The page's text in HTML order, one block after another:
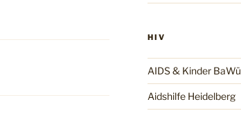
HIV
AIDS & Kinder BaWü
Aidshilfe Heidelberg